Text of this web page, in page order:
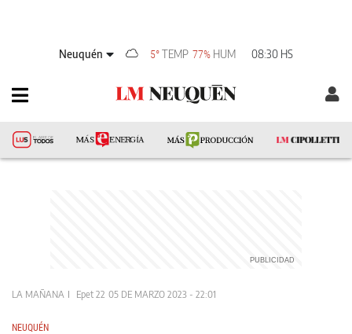
Neuquén 5°TEMP 77% HUM 08:30 HS
LA MAÑANA Epet 22 05 DE MARZO 2023 - 22:01
NEUQUÉN